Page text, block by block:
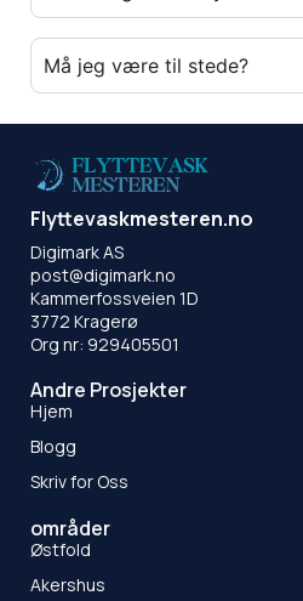
Må jeg være til stede?
Flyttevaskmesteren.no
Digimark AS
post@digimark.no
Kammerfossveien 1D
3772 Kragerø
Org nr: 929405501
Andre Prosjekter
Hjem
Blogg
Skriv for Oss
områder
Østfold
Akershus